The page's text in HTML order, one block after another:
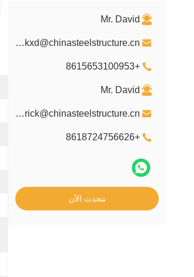
Mr. David
davidkxd@chinasteelstructure.cn
+8615653100953
Mr. David
kxdpatrick@chinasteelstructure.cn
+8618724756626
نتحدث الآن